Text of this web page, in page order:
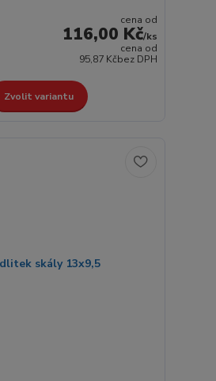
cena od
116,00 Kč/ks
cena od
95,87 Kčbez DPH
Zvolit variantu